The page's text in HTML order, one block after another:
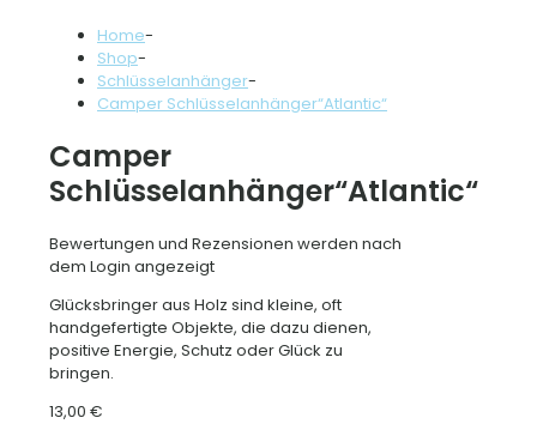
Home-
Shop-
Schlüsselanhänger-
Camper Schlüsselanhänger“Atlantic“
Camper
Schlüsselanhänger“Atlantic“
Bewertungen und Rezensionen werden nach
dem Login angezeigt
Glücksbringer aus Holz sind kleine, oft
handgefertigte Objekte, die dazu dienen,
positive Energie, Schutz oder Glück zu
bringen.
13,00 €